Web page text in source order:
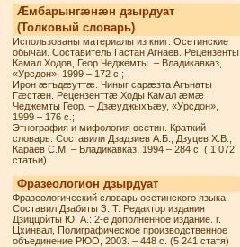
Æмбарынгæнæн дзырдуат
(Толковый словарь)
Использованы материалы из книг: Осетинские
обычаи. Составитель Гастан Агнаев. Рецензенты
Камал Ходов, Геор Чеджемты. – Владикавказ,
«Урсдон», 1999 – 172 с.;
Ирон æгъдæуттæ. Чиныг сарæзта Агънаты
Гæстæн. Рецензенттæ Ходы Камал æмæ
Чеджемты Геор. – Дзæуджыхъæу, «Урсдон»,
1999 – 176 с.;
Этнография и мифология осетин. Краткий
словарь. Составили Дзадзиев А.Б., Дзуцев Х.В.,
Караев С.М. – Владикавказ, 1994 – 284 с. ( 1 072
статьи)
Фразеологион дзырдуат
Фразеологический словарь осетинского языка.
Составил Дзабиты З. Т. Редактор издания
Дзиццойты Ю. А.: 2-е дополненное издание. г.
Цхинвал, Полиграфическое производственное
объединение РЮО, 2003. – 448 с. (5 241 статя)